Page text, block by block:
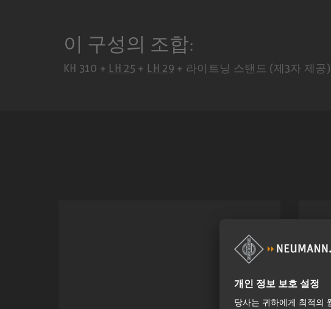
이 구성의 조합:
KH 310 + LH 25 + LH 29 + 라이트닝 스탠드 (제3자 제공)